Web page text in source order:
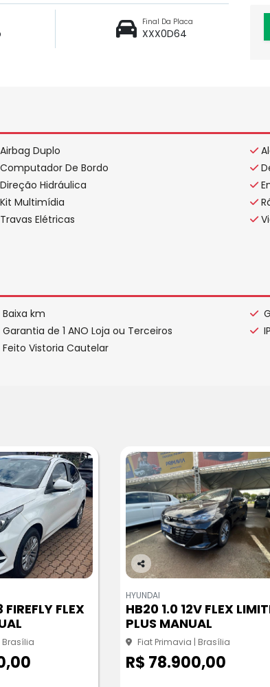
Final Da Placa
XXX0D64
Airbag Duplo
Computador De Bordo
Direção Hidráulica
Kit Multimídia
Travas Elétricas
Baixa km
Garantia de 1 ANO Loja ou Terceiros
Feito Vistoria Cautelar
FLEX
Brasília
Co
pa
rtil
he
HYUNDAI
HB20 1.0 12V FLEX
PLUS MANUAL
Fiat Primavia | Brasília
R$ 78.900,00